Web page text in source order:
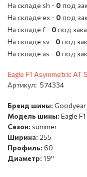
На складе sh - 0 под
На складе ex - 0 под
На складе f - 0 под
На складе sv - 0 под
На складе as - 0 под
Eagle F1 Asymmetric AT
Артикул: 574334
Бренд шины: Goodyear
Модель шины: Eagle
Сезон: summer
Ширина: 255
Профиль: 60
Диаметр: 19''